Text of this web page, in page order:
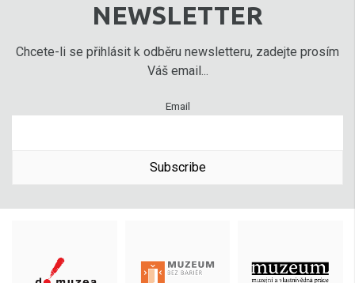
NEWSLETTER
Chcete-li se přihlásit k odběru newsletteru, zadejte prosím
Váš email...
Email
Subscribe